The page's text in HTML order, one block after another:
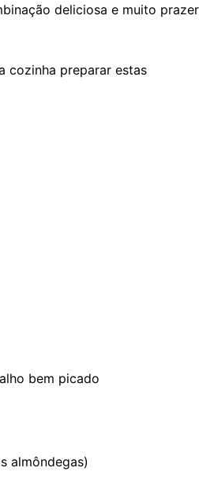
deliciosa e muito
cozinha preparar estas
bem picado
almôndegas)